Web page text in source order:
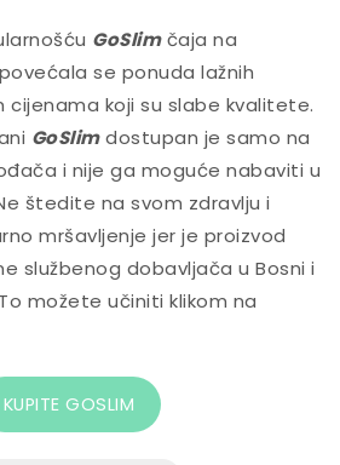
GoSlimčaja na
se ponuda lažnih
cijenama koji su slabe kvalitete.
GoSlimdostupan je samo na
i nije ga moguće nabaviti u
štedite na svom zdravlju i
mršavljenje jer je proizvod
službenog dobavljača u Bosni i
možete učiniti klikom na
KUPITE GOSLIM